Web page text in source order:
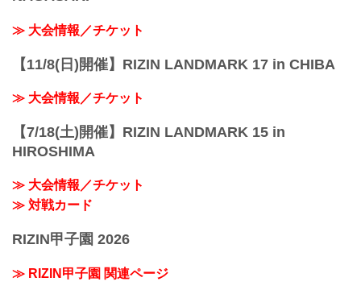
≫ 大会情報／チケット
【11/8(日)開催】RIZIN LANDMARK 17 in CHIBA
≫ 大会情報／チケット
【7/18(土)開催】RIZIN LANDMARK 15 in
HIROSHIMA
≫ 大会情報／チケット
≫ 対戦カード
RIZIN甲子園 2026
≫ RIZIN甲子園 関連ページ